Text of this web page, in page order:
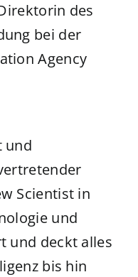
des
bei der
Agency
und
Scientist in
und
und deckt alles
bis hin